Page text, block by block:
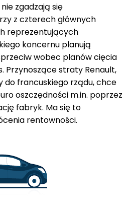
zgadzają się
z czterech głównych
reprezentujących
koncernu planują
wobec planów cięcia
Przynoszące straty Renault,
do francuskiego rządu, chce
oszczędności m.in. poprzez
fabryk. Ma się to
rentowności.